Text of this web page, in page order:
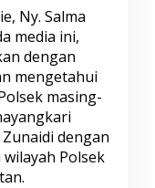
Ny. Salma
media ini,
dengan
mengetahui
masing-
dengan
Polsek